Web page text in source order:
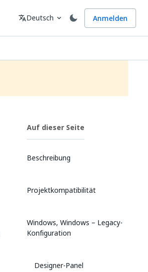
Sprache
translateDeutsch expand_more Anmelden
Auf dieser Seite
Beschreibung
Projektkompatibilität
Windows, Windows – Legacy-
Konfiguration
Designer-Panel